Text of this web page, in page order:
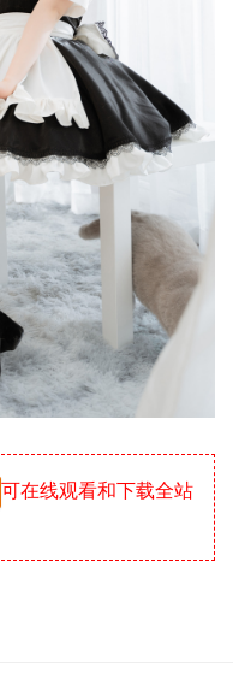
可在线观看和下载全站